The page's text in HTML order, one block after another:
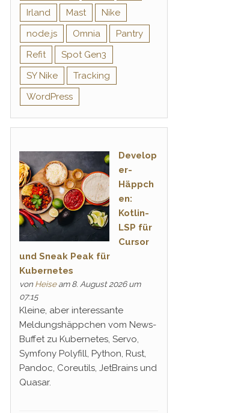
Irland
Mast
Nike
node.js
Omnia
Pantry
Refit
Spot Gen3
SY Nike
Tracking
WordPress
Develop
er-
Häppch
en:
Kotlin-
LSP für
Cursor
und Sneak Peak für
Kubernetes
vonHeiseam 8. August 2026 um
07:15
Kleine, aber interessante
Meldungshäppchen vom News-
Buffet zu Kubernetes, Servo,
Symfony Polyfill, Python, Rust,
Pandoc, Coreutils, JetBrains und
Quasar.